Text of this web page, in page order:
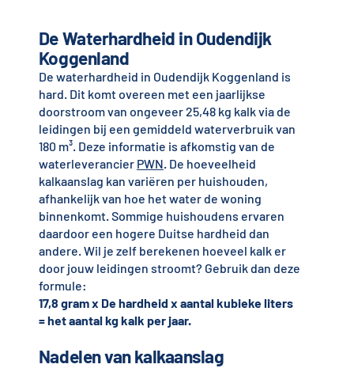
De Waterhardheid in Oudendijk
Koggenland
De waterhardheid in Oudendijk Koggenland is
hard. Dit komt overeen met een jaarlijkse
doorstroom van ongeveer 25,48 kg kalk via de
leidingen bij een gemiddeld waterverbruik van
180 m³. Deze informatie is afkomstig van de
waterleverancier PWN. De hoeveelheid
kalkaanslag kan variëren per huishouden,
afhankelijk van hoe het water de woning
binnenkomt. Sommige huishoudens ervaren
daardoor een hogere Duitse hardheid dan
andere. Wil je zelf berekenen hoeveel kalk er
door jouw leidingen stroomt? Gebruik dan deze
formule:
17,8 gram x De hardheid x aantal kubieke liters
= het aantal kg kalk per jaar.
Nadelen van kalkaanslag